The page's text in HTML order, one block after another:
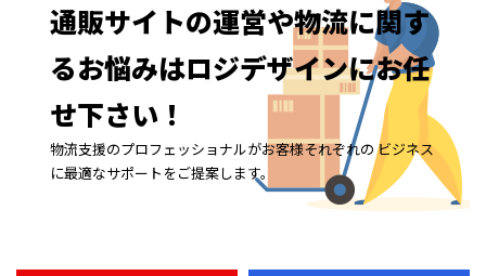
通販サイトの運営や物流に関す
るお悩みはロジデザインにお任
せ下さい！
物流支援のプロフェッショナルがお客様それぞれの ビジネス
に最適なサポートをご提案します。